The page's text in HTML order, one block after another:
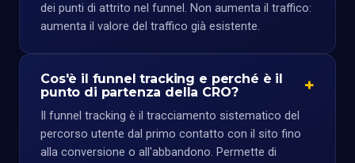
dei punti di attrito nel funnel. Non aumenta il traffico:
aumenta il valore del traffico già esistente.
Cos'è il funnel tracking e perché è il
punto di partenza della CRO?
Il funnel tracking è il tracciamento sistematico del
percorso utente dal primo contatto con il sito fino
alla conversione o all'abbandono. Permette di